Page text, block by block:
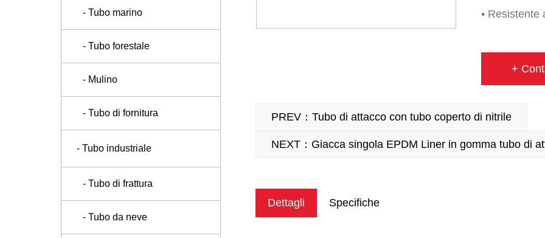
- Tubo marino
- Tubo forestale
- Mulino
- Tubo di fornitura
- Tubo industriale
- Tubo di frattura
- Tubo da neve
• Resistente
• Intervallo
•
+
PREV：Tubo di attacco con tubo coperto di nitrile
NEXT：Giacca singola EPDM Liner in gomma tubo di
Dettagli Specifiche